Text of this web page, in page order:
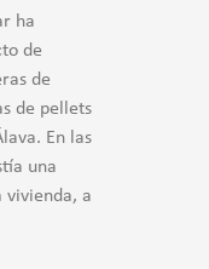
ha
de
de
de pellets
En las
una
vivienda, a